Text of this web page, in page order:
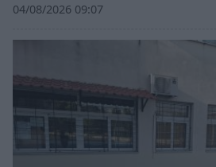
04/08/2026 09:07